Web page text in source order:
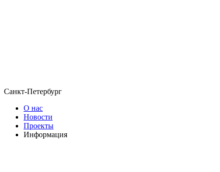
Санкт-Петербург
О нас
Новости
Проекты
Информация